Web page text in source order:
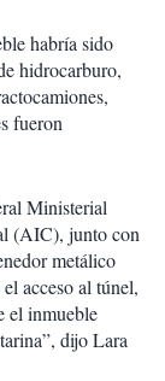
habría sido
hidrocarburo,
fueron
Ministerial
(AIC), junto con
metálico
acceso al túnel,
el inmueble
dijo Lara